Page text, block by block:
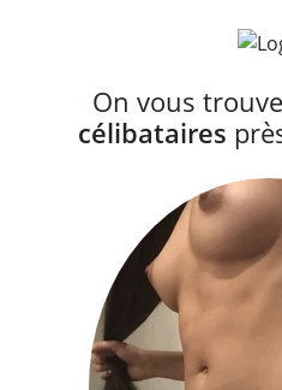
On vous
célibataires